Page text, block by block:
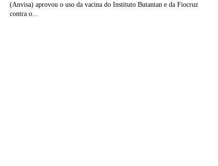
(Anvisa) aprovou o uso da vacina do Instituto Butantan e da Fiocruz
contra o...